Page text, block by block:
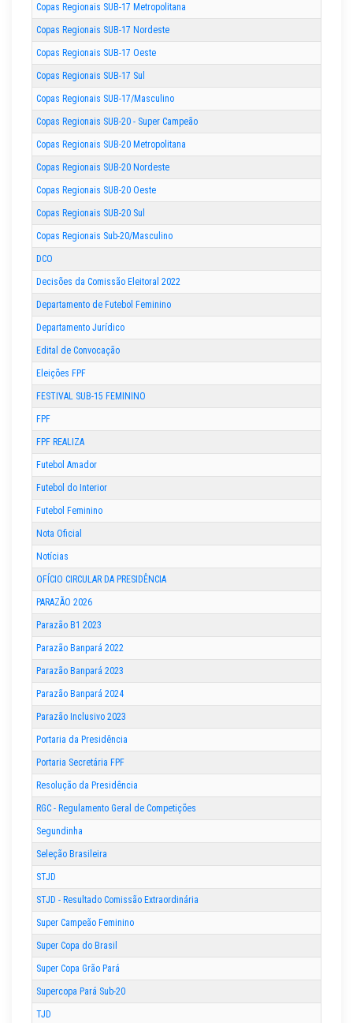
Copas Regionais SUB-17 Metropolitana
Copas Regionais SUB-17 Nordeste
Copas Regionais SUB-17 Oeste
Copas Regionais SUB-17 Sul
Copas Regionais SUB-17/Masculino
Copas Regionais SUB-20 - Super Campeão
Copas Regionais SUB-20 Metropolitana
Copas Regionais SUB-20 Nordeste
Copas Regionais SUB-20 Oeste
Copas Regionais SUB-20 Sul
Copas Regionais Sub-20/Masculino
DCO
Decisões da Comissão Eleitoral 2022
Departamento de Futebol Feminino
Departamento Jurídico
Edital de Convocação
Eleições FPF
FESTIVAL SUB-15 FEMININO
FPF
FPF REALIZA
Futebol Amador
Futebol do Interior
Futebol Feminino
Nota Oficial
Notícias
OFÍCIO CIRCULAR DA PRESIDÊNCIA
PARAZÃO 2026
Parazão B1 2023
Parazão Banpará 2022
Parazão Banpará 2023
Parazão Banpará 2024
Parazão Inclusivo 2023
Portaria da Presidência
Portaria Secretária FPF
Resolução da Presidência
RGC - Regulamento Geral de Competições
Segundinha
Seleção Brasileira
STJD
STJD - Resultado Comissão Extraordinária
Super Campeão Feminino
Super Copa do Brasil
Super Copa Grão Pará
Supercopa Pará Sub-20
TJD